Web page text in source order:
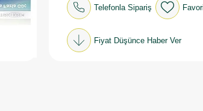
Telefonla Sipariş
Fiyat Düşünce Haber Ver